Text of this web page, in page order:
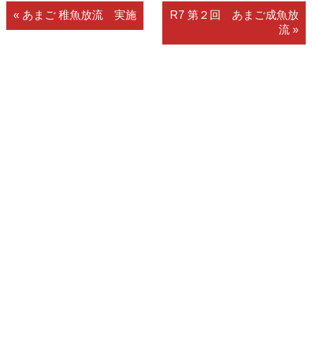
« あまご 稚魚放流 実施
R7 第２回 あまご成魚放
流 »